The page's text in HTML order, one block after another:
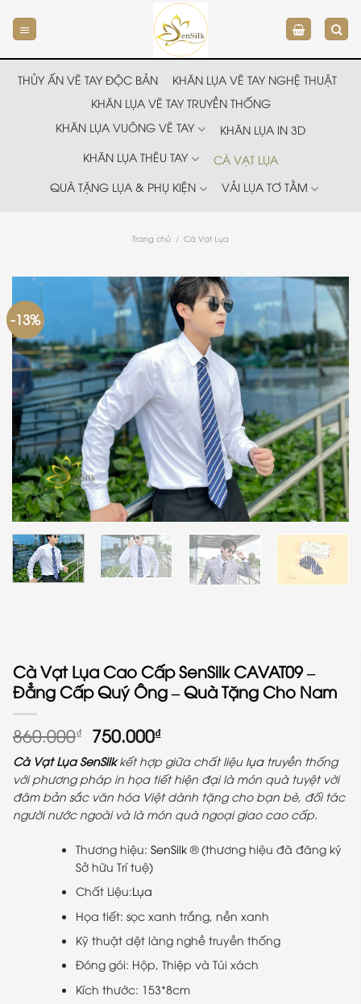
đến
nội
dung
THỦY ẤN VẼ TAY ĐỘC BẢN
KHĂN LỤA VẼ TAY NGHỆ THUẬT
KHĂN LỤA VẼ TAY TRUYỀN THỐNG
KHĂN LỤA VUÔNG VẼ TAY
KHĂN LỤA IN 3D
KHĂN LỤA THÊU TAY
CÀ VẠT LỤA
QUÀ TẶNG LỤA & PHỤ KIỆN
VẢI LỤA TƠ TẰM
Trang chủ / Cà Vạt Lụa
-13%
Cà Vạt Lụa Cao Cấp SenSilk CAVAT09 –
Đẳng Cấp Quý Ông – Quà Tặng Cho Nam
860.000₫ Giá
gốc
là:
860.000₫.
750.000₫Giá
hiện
tại
là:
750.000₫.
Cà Vạt Lụa SenSilkkết hợp giữa chất liệu lụatruyền thống
với phương pháp in họa tiết hiện đại là món quà tuyệt vời
đâm bản sắc văn hóa Việt dành tặng cho bạn bè, đối tác
người nước ngoài và là món quà ngoại giao cao cấp.
Thương hiệu:SenSilk ® (thương hiệu đã đăng ký
Sở hữu Trí tuệ)
Chất Liệu:Lụa
Họa tiết: sọc xanh trắng, nền xanh
Kỹ thuật dệt làng nghề truyền thống
Đóng gói: Hộp, Thiệp và Túi xách
Kích thước: 153*8cm